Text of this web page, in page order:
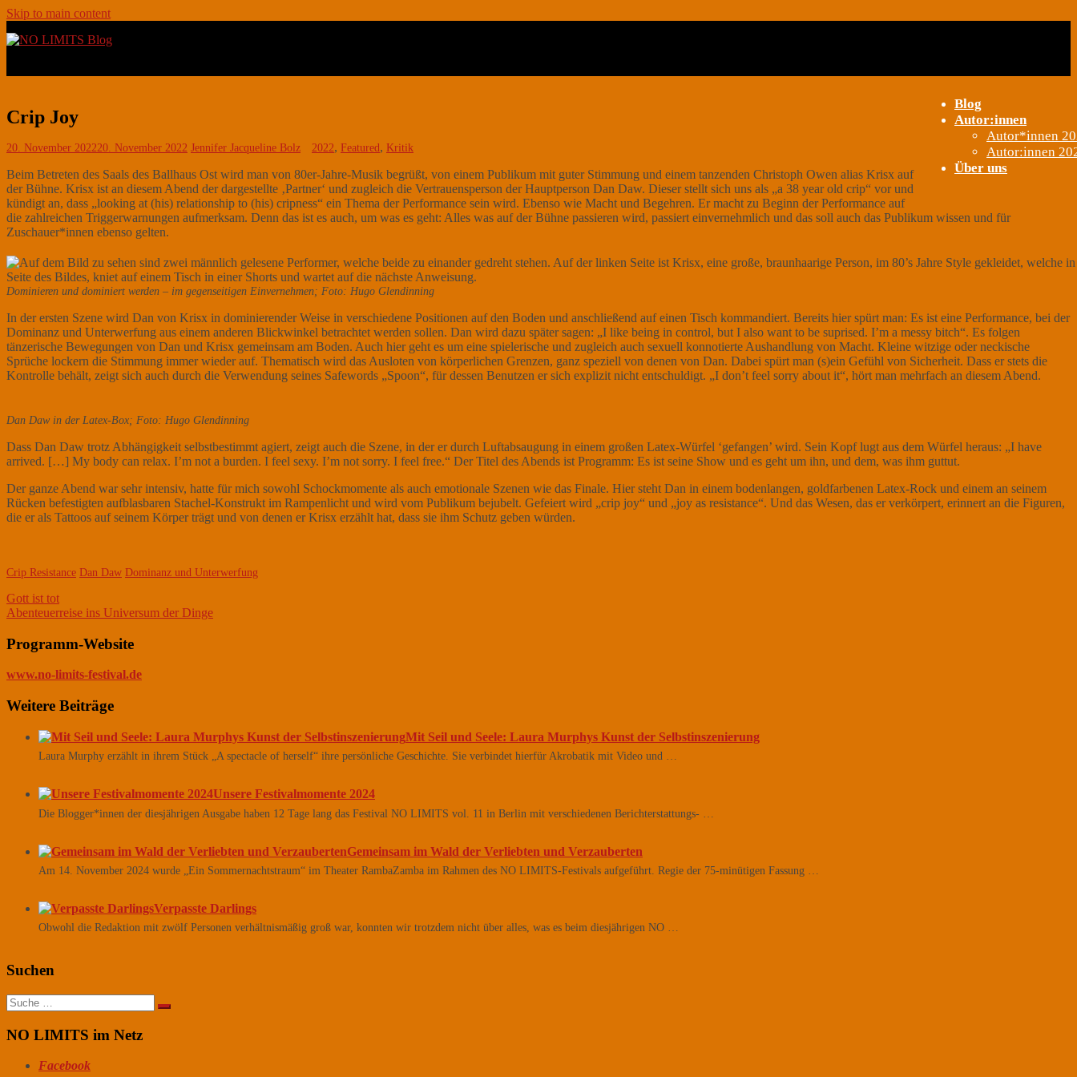
Skip to main content
Blog
Autor:innen
Autor*innen
Autor:innen
Über uns
Crip Joy
20. November 202220. November 2022 Jennifer Jacqueline Bolz 2022, Featured , Kritik
Beim Betreten des Saals des Ballhaus Ost wird man von 80er-Jahre-Musik begrüßt, von einem Publikum mit guter Stimmung und einem tanzenden Christoph Owen alias Krisx auf
der Bühne. Krisx ist an diesem Abend der dargestellte ‚Partner‘ und zugleich die Vertrauensperson der Hauptperson Dan Daw. Dieser stellt sich uns als „a 38 year old crip“ vor und
kündigt an, dass „looking at (his) relationship to (his) cripness“ ein Thema der Performance sein wird. Ebenso wie Macht und Begehren. Er macht zu Beginn der Performance auf
die zahlreichen Triggerwarnungen aufmerksam. Denn das ist es auch, um was es geht: Alles was auf der Bühne passieren wird, passiert einvernehmlich und das soll auch das Publikum wissen und für
Zuschauer*innen ebenso gelten.
Dominieren und dominiert werden – im gegenseitigen Einvernehmen; Foto: Hugo Glendinning
In der ersten Szene wird Dan von Krisx in dominierender Weise in verschiedene Positionen auf den Boden und anschließend auf einen Tisch kommandiert. Bereits hier spürt man: Es ist eine Performance, bei der
Dominanz und Unterwerfung aus einem anderen Blickwinkel betrachtet werden sollen. Dan wird dazu später sagen: „I like being in control, but I also want to be suprised. I’m a messy bitch“. Es folgen
tänzerische Bewegungen von Dan und Krisx gemeinsam am Boden. Auch hier geht es um eine spielerische und zugleich auch sexuell konnotierte Aushandlung von Macht. Kleine witzige oder neckische
Sprüche lockern die Stimmung immer wieder auf. Thematisch wird das Ausloten von körperlichen Grenzen, ganz speziell von denen von Dan. Dabei spürt man (s)ein Gefühl von Sicherheit. Dass er stets die
Kontrolle behält, zeigt sich auch durch die Verwendung seines Safewords „Spoon“, für dessen Benutzen er sich explizit nicht entschuldigt. „I don’t feel sorry about it“, hört man mehrfach an diesem Abend.
Dan Daw in der Latex-Box; Foto: Hugo Glendinning
Dass Dan Daw trotz Abhängigkeit selbstbestimmt agiert, zeigt auch die Szene, in der er durch Luftabsaugung in einem großen Latex-Würfel ‘gefangen’ wird. Sein Kopf lugt aus dem Würfel heraus: „I have
arrived. […] My body can relax. I’m not a burden. I feel sexy. I’m not sorry. I feel free.“ Der Titel des Abends ist Programm: Es ist seine Show und es geht um ihn, und dem, was ihm guttut.
Der ganze Abend war sehr intensiv, hatte für mich sowohl Schockmomente als auch emotionale Szenen wie das Finale. Hier steht Dan in einem bodenlangen, goldfarbenen Latex-Rock und einem an seinem
Rücken befestigten aufblasbaren Stachel-Konstrukt im Rampenlicht und wird vom Publikum bejubelt. Gefeiert wird „crip joy“ und „joy as resistance“. Und das Wesen, das er verkörpert, erinnert an die Figuren,
die er als Tattoos auf seinem Körper trägt und von denen er Krisx erzählt hat, dass sie ihm Schutz geben würden.
Crip Resistance Dan Daw Dominanz und Unterwerfung
Beitrags-
Navigation
Gott ist tot
Abenteuerreise ins Universum der Dinge
Programm-Website
www.no-limits-festival.de
Weitere Beiträge
Mit Seil und Seele: Laura Murphys Kunst der Selbstinszenierung
Laura Murphy erzählt in ihrem Stück „A spectacle of herself“ ihre persönliche Geschichte. Sie verbindet hierfür Akrobatik mit Video und …
Unsere Festivalmomente 2024
Die Blogger*innen der diesjährigen Ausgabe haben 12 Tage lang das Festival NO LIMITS vol. 11 in Berlin mit verschiedenen Berichterstattungs- …
Gemeinsam im Wald der Verliebten und Verzauberten
Am 14. November 2024 wurde „Ein Sommernachtstraum“ im Theater RambaZamba im Rahmen des NO LIMITS-Festivals aufgeführt. Regie der 75-minütigen Fassung …
Verpasste Darlings
Obwohl die Redaktion mit zwölf Personen verhältnismäßig groß war, konnten wir trotzdem nicht über alles, was es beim diesjährigen NO …
Suchen
Suche
nach:
NO LIMITS im Netz
Facebook